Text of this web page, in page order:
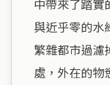
中帶來了踏實
與近乎零的水
繁雜都市過濾
處，外在的物